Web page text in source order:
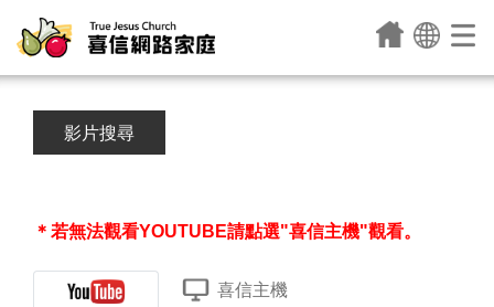
影片搜尋
＊若無法觀看YOUTUBE請點選"喜信主機"觀看。
喜信主機